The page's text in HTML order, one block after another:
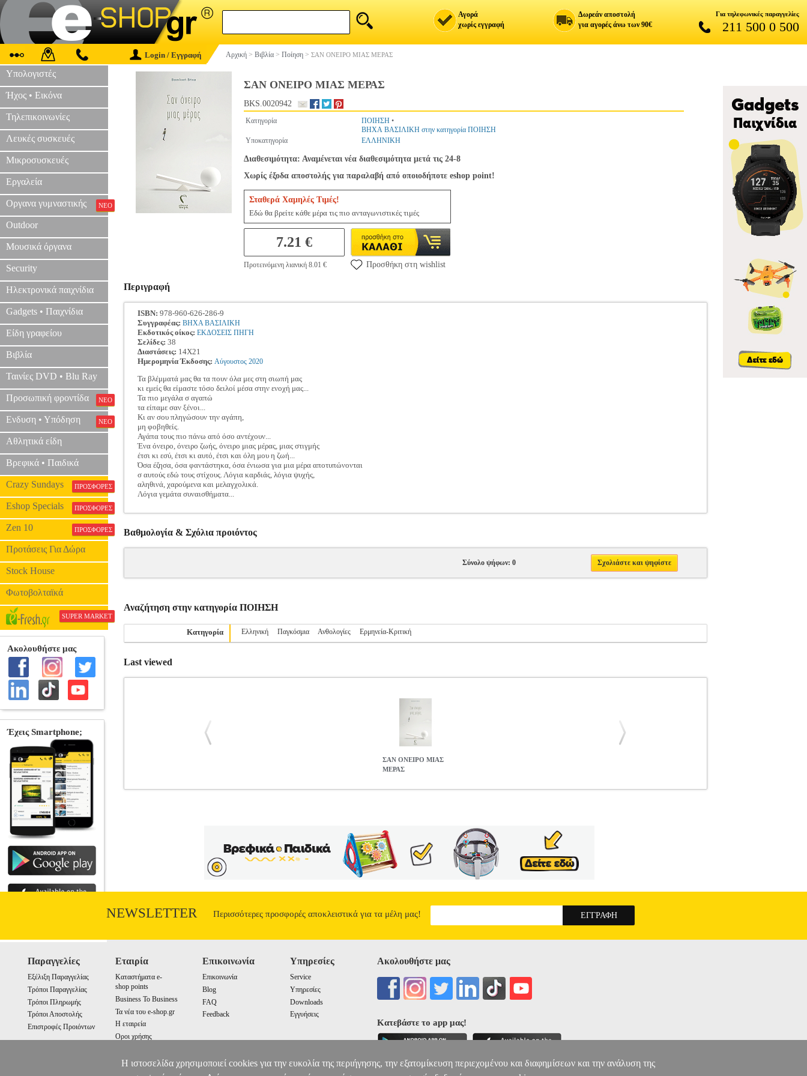
Αγορά
χωρίς εγγραφή
Δωρεάν αποστολή
για αγορές άνω των 90€
Για τηλεφωνικές παραγγελίες
211 500 0 500
Login / Εγγραφή Αρχική > Βιβλία > Ποίηση > ΣΑΝ ΟΝΕΙΡΟ ΜΙΑΣ ΜΕΡΑΣ
Υπολογιστές
Ήχος • Εικόνα
Τηλεπικοινωνίες
Λευκές συσκευές
Μικροσυσκευές
Εργαλεία
Οργανα γυμναστικής ΝΕΟ
Outdoor
Μουσικά όργανα
Security
Ηλεκτρονικά παιχνίδια
Gadgets • Παιχνίδια
Είδη γραφείου
Βιβλία
Ταινίες DVD • Blu Ray
Προσωπική φροντίδα ΝΕΟ
Ενδυση • Υπόδηση ΝΕΟ
Αθλητικά είδη
Βρεφικά • Παιδικά
Crazy Sundays ΠΡΟΣΦΟΡΕΣ
Eshop Specials ΠΡΟΣΦΟΡΕΣ
Zen 10 ΠΡΟΣΦΟΡΕΣ
Προτάσεις Για Δώρα
Stock House
Φωτοβολταϊκά
SUPER MARKET
ΣΑΝ ΟΝΕΙΡΟ ΜΙΑΣ ΜΕΡΑΣ
BKS.0020942
Κατηγορία ΠΟΙΗΣΗ •
ΒΗΧΑ ΒΑΣΙΛΙΚΗ στην κατηγορία ΠΟΙΗΣΗ
Υποκατηγορία
ΕΛΛΗΝΙΚΗ
Διαθεσιμότητα: Αναμένεται νέα διαθεσιμότητα μετά τις 24-8
Χωρίς έξοδα αποστολής για παραλαβή από οποιοδήποτε eshop point!
Σταθερά Χαμηλές Τιμές!
Εδώ θα βρείτε κάθε μέρα τις πιο ανταγωνιστικές τιμές
7.21 €
Προτεινόμενη λιανική 8.01 € Προσθήκη στη wishlist
Περιγραφή
ISBN: 978-960-626-286-9
Συγγραφέας: ΒΗΧΑ ΒΑΣΙΛΙΚΗ
Εκδοτικός οίκος: ΕΚΔΟΣΕΙΣ ΠΗΓΗ
Σελίδες: 38
Διαστάσεις: 14Χ21
Ημερομηνία Έκδοσης: Αύγουστος 2020
Τα βλέμματά μας θα τα πουν όλα μες στη σιωπή μας
κι εμείς θα είμαστε τόσο δειλοί μέσα στην ενοχή μας...
Τα πιο μεγάλα σ αγαπώ
τα είπαμε σαν ξένοι...
Κι αν σου πληγώσουν την αγάπη,
μη φοβηθείς.
Αγάπα τους πιο πάνω από όσο αντέχουν...
Ένα όνειρο, όνειρο ζωής, όνειρο μιας μέρας, μιας στιγμής
έτσι κι εσύ, έτσι κι αυτό, έτσι και όλη μου η ζωή...
Όσα έζησα, όσα φαντάστηκα, όσα ένιωσα για μια μέρα αποτυπώνονται
σ αυτούς εδώ τους στίχους. Λόγια καρδιάς, λόγια ψυχής,
αληθινά, χαρούμενα και μελαγχολικά.
Λόγια γεμάτα συναισθήματα...
Βαθμολογία & Σχόλια προιόντος
Σύνολο ψήφων: 0 Σχολιάστε και ψηφίστε
Αναζήτηση στην κατηγορία ΠΟΙΗΣΗ
Κατηγορία Ελληνική Παγκόσμια Ανθολογίες Ερμηνεία-Κριτική
Last viewed
ΣΑΝ ΟΝΕΙΡΟ ΜΙΑΣ
ΜΕΡΑΣ
ενοχή μας... Τα πιο μεγάλα σ αγαπώ τα είπαμε σαν ξένοι... Κι αν σου πληγώσουν την αγάπη, μη φοβηθείς. Αγάπα τους πιο πάνω από όσο αντέχουν... Ένα
όνειρο, όνειρο ζωής, όνειρο μιας μέρας, μιας στιγμής έτσι κι εσύ, έτσι κι αυτό, έτσι και όλη μου η ζωή... Όσα έζησα, όσα φαντάστηκα, όσα ένιωσα για μια μέρα
αποτυπώνονται σ αυτούς εδώ τους στίχους. Λόγια καρδιάς, λόγια ψυχής, αληθινά, χαρούμενα και μελαγχολικά. Λόγια γεμάτα συναισθήματα...
ΜΙΑΣ ΜΕΡΑΣ
NEWSLETTER Περισσότερες προσφορές αποκλειστικά για τα μέλη μας!
Παραγγελίες
Εξέλιξη Παραγγελίας
Τρόποι Παραγγελίας
Τρόποι Πληρωμής
Τρόποι Αποστολής
Επιστροφές Προιόντων
Εταιρία
Καταστήματα e-
shop points
Business To Business
Τα νέα του e-shop.gr
Η εταιρεία
Οροι χρήσης
Επικοινωνία
Επικοινωνία
Blog
FAQ
Feedback
Υπηρεσίες
Service
Υπηρεσίες
Downloads
Εγγυήσεις
Ακολουθήστε μας
Κατεβάστε το app μας!
Η ιστοσελίδα χρησιμοποιεί cookies για την ευκολία της περιήγησης, την εξατομίκευση περιεχομένου και διαφημίσεων και την ανάλυση της